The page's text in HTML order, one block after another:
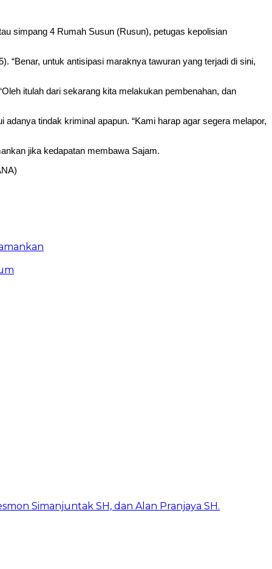
simpang 4 Rumah Susun (Rusun), petugas kepolisian
“Benar, untuk antisipasi maraknya tawuran yang terjadi di sini,
itulah dari sekarang kita melakukan pembenahan, dan
tindak kriminal apapun. “Kami harap agar segera melapor,
jika kedapatan membawa Sajam.